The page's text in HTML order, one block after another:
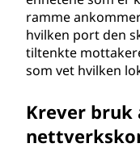
ramme
hvilken port den
tiltenkte
som vet hvilken
Krever bruk